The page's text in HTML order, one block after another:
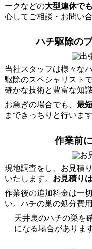
ークなどの大型連休で
心してご相談・お問い
ハチ駆除の
当社スタッフは様々な
駆除のスペシャリスト
確かな技術と豊富な知
お急ぎの場合でも、 最
まできっちりと行います
作業前
現地調査をし、お見積
いたします。 お見積り
作業後の追加料金は一
い。ハチの巣の処分費
天井裏のハチの巣を
になる場合がありま